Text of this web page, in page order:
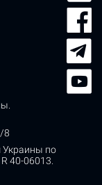
8
Украины по
R 40-06013.